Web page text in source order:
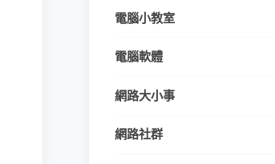
電腦小教室
電腦軟體
網路大小事
網路社群